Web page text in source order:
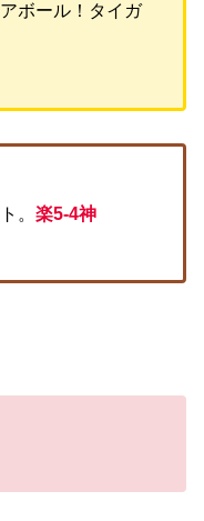
ボール！タイガ
。楽5-4神